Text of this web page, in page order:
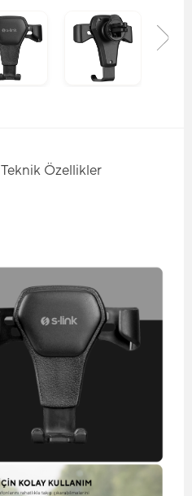
Teknik Özellikler